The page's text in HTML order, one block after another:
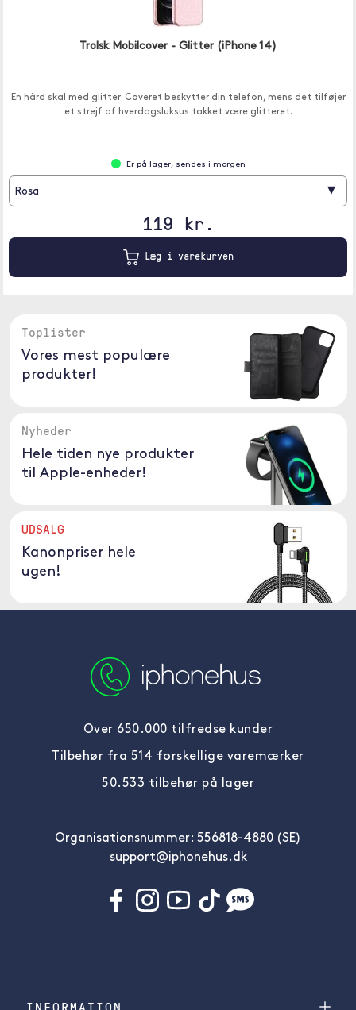
Trolsk Mobilcover - Glitter (iPhone 14)
En hård skal med glitter. Coveret beskytter din telefon, mens det tilføjer
et strejf af hverdagsluksus takket være glitteret.
Er på lager, sendes i morgen
Rosa ▾
119 kr.
Læg i varekurven
Toplister
Vores mest populære
produkter!
Nyheder
Hele tiden nye produkter
til Apple-enheder!
UDSALG
Kanonpriser hele
ugen!
Over 650.000 tilfredse kunder
Tilbehør fra 514 forskellige varemærker
50.533 tilbehør på lager
Organisationsnummer: 556818-4880 (SE)
support@iphonehus.dk